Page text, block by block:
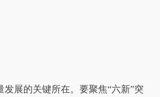
展的关键所在。要聚焦“六新”突